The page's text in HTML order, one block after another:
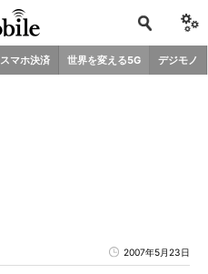
スマホ決済 世界を変える5G デジモノ
2007年5月23日